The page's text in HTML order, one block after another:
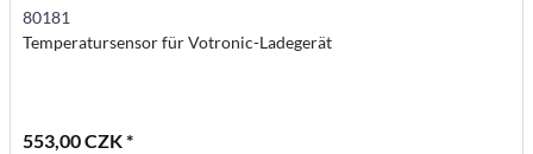
80181
Temperatursensor für Votronic-Ladegerät
553,00 CZK *